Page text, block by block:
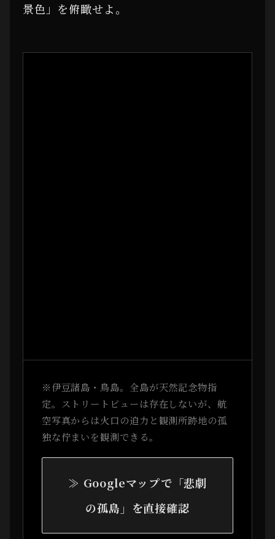
景色」を俯瞰せよ。
※伊豆諸島・鳥島。全島が天然記念物指
定。ストリートビューは存在しないが、航
空写真からは火口の迫力と観測所跡地の孤
独な佇まいを観測できる。
≫ Googleマップで「悲劇
の孤島」を直接確認